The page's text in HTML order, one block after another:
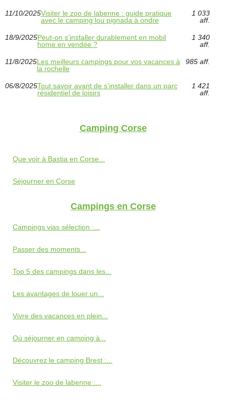
11/10/2025Visiter le zoo de labenne : guide pratique
avec le camping lou pignada à ondre
1 033
aff.
18/9/2025Peut-on s’installer durablement en mobil
home en vendée ?
1 340
aff.
11/8/2025Les meilleurs campings pour vos vacances à
la rochelle
985 aff.
06/8/2025Tout savoir avant de s’installer dans un parc
résidentiel de loisirs
1 421
aff.
Camping Corse
Que voir à Bastia en Corse...
Séjourner en Corse
Campings en Corse
Campings vias sélection :...
Passer des moments...
Top 5 des campings dans les...
Les avantages de louer un...
Vivre des vacances en plein...
Où séjourner en camping à...
Découvrez le camping Brest :...
Visiter le zoo de labenne :...